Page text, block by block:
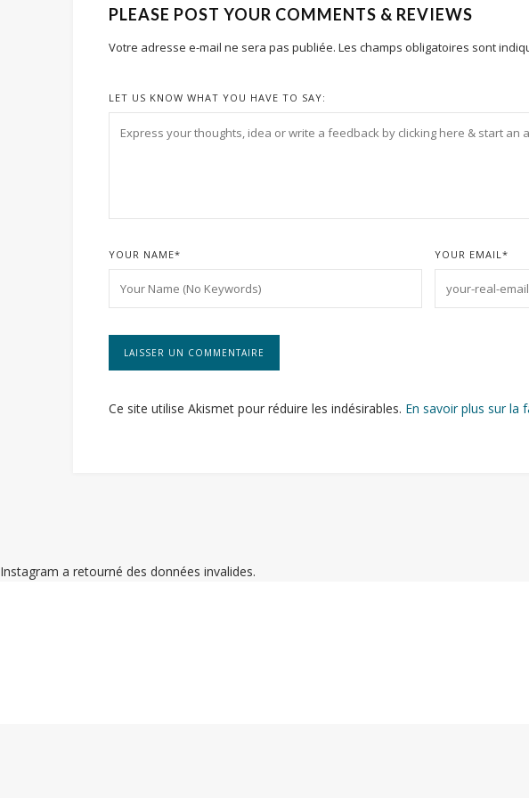
PLEASE POST YOUR COMMENTS & REVIEWS
Votre adresse e-mail ne sera pas publiée. Les champs obligatoires sont
LET US KNOW WHAT YOU HAVE TO SAY:
YOUR NAME* YOUR EMAIL*
Ce site utilise Akismet pour réduire les indésirables. En savoir plus sur
Instagram a retourné des données invalides.